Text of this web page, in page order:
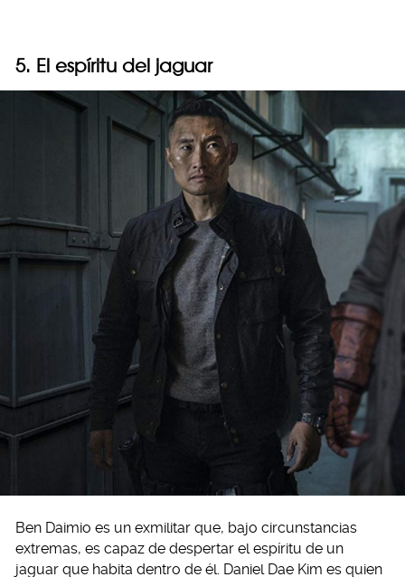
5. El espíritu del jaguar
Ben Daimio es un exmilitar que, bajo circunstancias
extremas, es capaz de despertar el espíritu de un
jaguar que habita dentro de él. Daniel Dae Kim es quien